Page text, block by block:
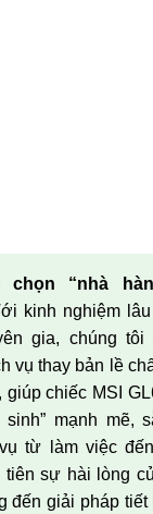
“nhà
kinh nghiệm
gia, chúng tôi
vụ thay bản lề
giúp chiếc MSI
sinh” mạnh mẽ,
từ làm việc
sự hài lòng
đến giải pháp tiết